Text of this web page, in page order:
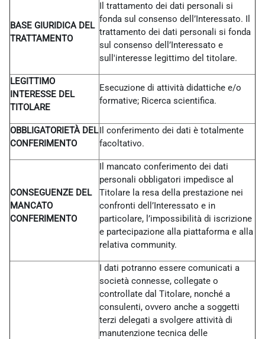
BASE GIURIDICA DEL
TRATTAMENTO
Il trattamento dei dati personali si
fonda sul consenso dell’Interessato. Il
trattamento dei dati personali si fonda
sul consenso dell’Interessato e
sull'interesse legittimo del titolare.
LEGITTIMO
INTERESSE DEL
TITOLARE
Esecuzione di attività didattiche e/o
formative; Ricerca scientifica.
OBBLIGATORIETÀ DEL
CONFERIMENTO
Il conferimento dei dati è totalmente
facoltativo.
CONSEGUENZE DEL
MANCATO
CONFERIMENTO
Il mancato conferimento dei dati
personali obbligatori impedisce al
Titolare la resa della prestazione nei
confronti dell’Interessato e in
particolare, l’impossibilità di iscrizione
e partecipazione alla piattaforma e alla
relativa community.
I dati potranno essere comunicati a
società connesse, collegate o
controllate dal Titolare, nonché a
consulenti, ovvero anche a soggetti
terzi delegati a svolgere attività di
manutenzione tecnica delle